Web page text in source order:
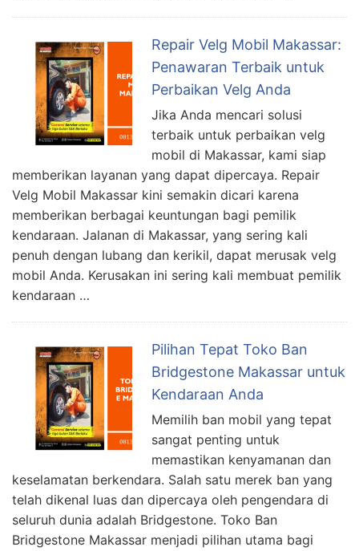
Repair Velg Mobil Makassar:
Penawaran Terbaik untuk
Perbaikan Velg Anda
Jika Anda mencari solusi
terbaik untuk perbaikan velg
mobil di Makassar, kami siap
memberikan layanan yang dapat dipercaya. Repair
Velg Mobil Makassar kini semakin dicari karena
memberikan berbagai keuntungan bagi pemilik
kendaraan. Jalanan di Makassar, yang sering kali
penuh dengan lubang dan kerikil, dapat merusak velg
mobil Anda. Kerusakan ini sering kali membuat pemilik
kendaraan …
Pilihan Tepat Toko Ban
Bridgestone Makassar untuk
Kendaraan Anda
Memilih ban mobil yang tepat
sangat penting untuk
memastikan kenyamanan dan
keselamatan berkendara. Salah satu merek ban yang
telah dikenal luas dan dipercaya oleh pengendara di
seluruh dunia adalah Bridgestone. Toko Ban
Bridgestone Makassar menjadi pilihan utama bagi